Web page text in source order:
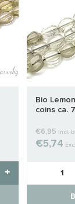
Bio
coins ca.
€6,95 Incl.
€5,74